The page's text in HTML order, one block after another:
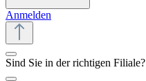
Anmelden
Sind Sie in der richtigen Filiale?